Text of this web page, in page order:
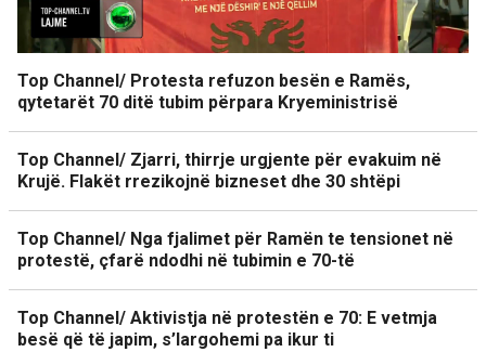
Top Channel/ Protesta refuzon besën e Ramës,
qytetarët 70 ditë tubim përpara Kryeministrisë
Top Channel/ Zjarri, thirrje urgjente për evakuim në
Krujë. Flakët rrezikojnë bizneset dhe 30 shtëpi
Top Channel/ Nga fjalimet për Ramën te tensionet në
protestë, çfarë ndodhi në tubimin e 70-të
Top Channel/ Aktivistja në protestën e 70: E vetmja
besë që të japim, s’largohemi pa ikur ti